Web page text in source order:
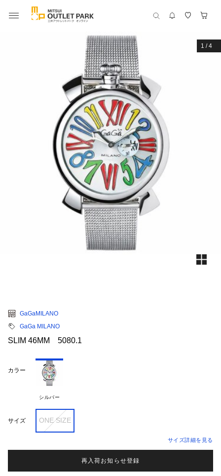
1 /4
GaGaMILANO
GaGa MILANO
SLIM 46MM 5080.1
カラー
シルバー
サイズ ONE SIZE
サイズ詳細を見る
再入荷お知らせ登録